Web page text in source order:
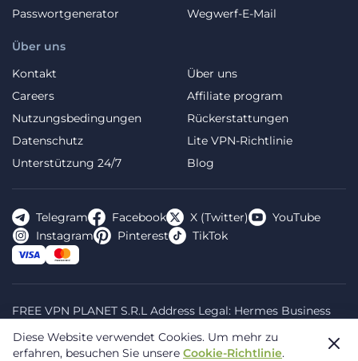
Über uns
Kontakt
Über uns
Careers
Affiliate program
Nutzungsbedingungen
Rückerstattungen
Datenschutz
Lite VPN-Richtlinie
Unterstützung 24/7
Blog
Passwortgenerator
Wegwerf-E-Mail
Telegram Facebook X (Twitter)
YouTube
Instagram
Pinterest TikTok
FREE VPN PLANET S.R.L Address Legal: Hermes Business
Bucharest, Romania, 020335. Reg.N, 44667783
Diese Website verwendet Cookies. Um mehr zu
erfahren, besuchen Sie unsere Cookie-Richtlinie.